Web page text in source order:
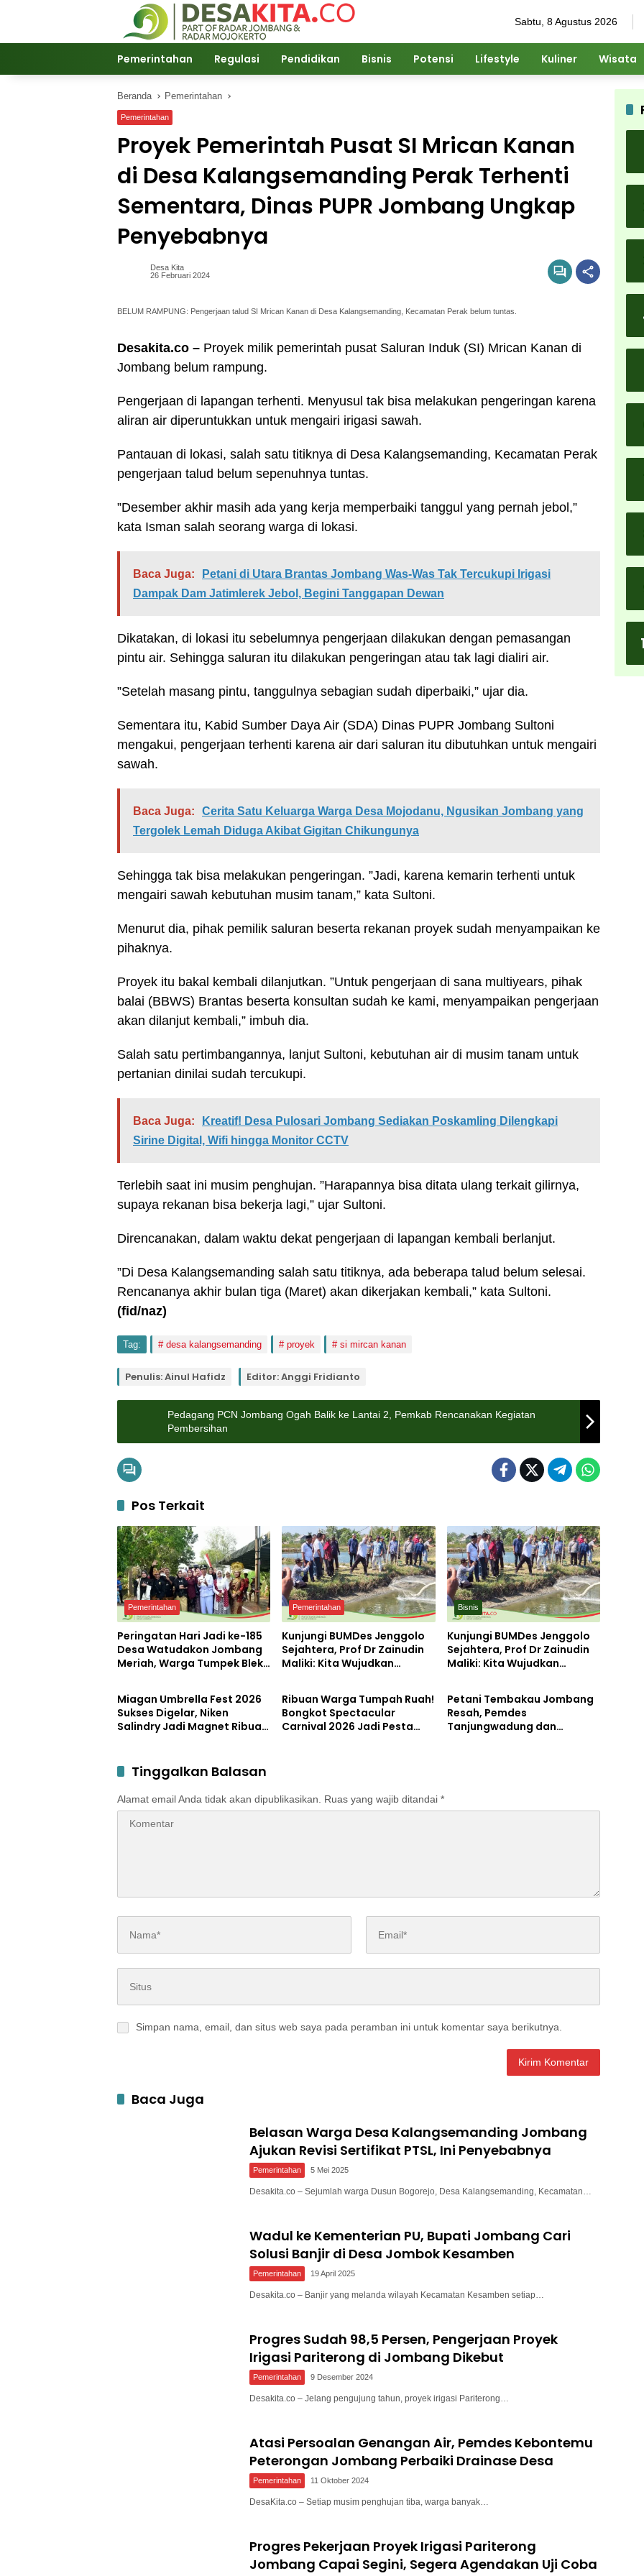
Sabtu, 8 Agustus 2026
Pemerintahan Regulasi Pendidikan Bisnis Potensi Lifestyle Kuliner Wisata
Beranda Pemerintahan
Pemerintahan
Proyek Pemerintah Pusat SI Mrican Kanan
di Desa Kalangsemanding Perak Terhenti
Sementara, Dinas PUPR Jombang Ungkap
Penyebabnya
Desa Kita
26 Februari 2024
BELUM RAMPUNG: Pengerjaan talud SI Mrican Kanan di Desa Kalangsemanding, Kecamatan Perak belum tuntas.
Desakita.co – Proyek milik pemerintah pusat Saluran Induk (SI) Mrican Kanan di
Jombang belum rampung.
Pengerjaan di lapangan terhenti. Menyusul tak bisa melakukan pengeringan karena
aliran air diperuntukkan untuk mengairi irigasi sawah.
Pantauan di lokasi, salah satu titiknya di Desa Kalangsemanding, Kecamatan Perak
pengerjaan talud belum sepenuhnya tuntas.
”Desember akhir masih ada yang kerja memperbaiki tanggul yang pernah jebol,”
kata Isman salah seorang warga di lokasi.
Baca Juga:
Petani di Utara Brantas Jombang Was-Was Tak Tercukupi Irigasi
Dampak Dam Jatimlerek Jebol, Begini Tanggapan Dewan
Dikatakan, di lokasi itu sebelumnya pengerjaan dilakukan dengan pemasangan
pintu air. Sehingga saluran itu dilakukan pengeringan atau tak lagi dialiri air.
”Setelah masang pintu, tanggulnya sebagian sudah diperbaiki,” ujar dia.
Sementara itu, Kabid Sumber Daya Air (SDA) Dinas PUPR Jombang Sultoni
mengakui, pengerjaan terhenti karena air dari saluran itu dibutuhkan untuk mengairi
sawah.
Baca Juga:
Cerita Satu Keluarga Warga Desa Mojodanu, Ngusikan Jombang yang
Tergolek Lemah Diduga Akibat Gigitan Chikungunya
Sehingga tak bisa melakukan pengeringan. ”Jadi, karena kemarin terhenti untuk
mengairi sawah kebutuhan musim tanam,” kata Sultoni.
Menurut dia, pihak pemilik saluran beserta rekanan proyek sudah menyampaikan ke
pihaknya.
Proyek itu bakal kembali dilanjutkan. ”Untuk pengerjaan di sana multiyears, pihak
balai (BBWS) Brantas beserta konsultan sudah ke kami, menyampaikan pengerjaan
akan dilanjut kembali,” imbuh dia.
Salah satu pertimbangannya, lanjut Sultoni, kebutuhan air di musim tanam untuk
pertanian dinilai sudah tercukupi.
Baca Juga:
Kreatif! Desa Pulosari Jombang Sediakan Poskamling Dilengkapi
Sirine Digital, Wifi hingga Monitor CCTV
Terlebih saat ini musim penghujan. ”Harapannya bisa ditata ulang terkait gilirnya,
supaya rekanan bisa bekerja lagi,” ujar Sultoni.
Direncanakan, dalam waktu dekat pengerjaan di lapangan kembali berlanjut.
”Di Desa Kalangsemanding salah satu titiknya, ada beberapa talud belum selesai.
Rencananya akhir bulan tiga (Maret) akan dikerjakan kembali,” kata Sultoni.
(fid/naz)
Tag: desa kalangsemanding proyek si mircan kanan
Penulis: Ainul Hafidz Editor: Anggi Fridianto
Pedagang PCN Jombang Ogah Balik ke Lantai 2, Pemkab Rencanakan Kegiatan
Pembersihan
Pos Terkait
Pemerintahan
Peringatan Hari Jadi ke-185
Desa Watudakon Jombang
Meriah, Warga Tumpek Blek
Pemerintahan
Kunjungi BUMDes Jenggolo
Sejahtera, Prof Dr Zainudin
Maliki: Kita Wujudkan
dengan Potensi Desa
Bisnis
Kunjungi BUMDes Jenggolo
Sejahtera, Prof Dr Zainudin
Maliki: Kita Wujudkan
dengan Potensi Desa
Pemerintahan
Miagan Umbrella Fest 2026
Sukses Digelar, Niken
Salindry Jadi Magnet Ribuan
Ribuan Warga Tumpah Ruah!
Bongkot Spectacular
Carnival 2026 Jadi Pesta
Petani Tembakau Jombang
Resah, Pemdes
Tanjungwadung dan
Tinggalkan Balasan
Alamat email Anda tidak akan dipublikasikan. Ruas yang wajib ditandai *
Simpan nama, email, dan situs web saya pada peramban ini untuk komentar saya berikutnya.
Baca Juga
Belasan Warga Desa Kalangsemanding Jombang
Ajukan Revisi Sertifikat PTSL, Ini Penyebabnya
Pemerintahan 5 Mei 2025
Desakita.co – Sejumlah warga Dusun Bogorejo, Desa Kalangsemanding, Kecamatan…
Wadul ke Kementerian PU, Bupati Jombang Cari
Solusi Banjir di Desa Jombok Kesamben
Pemerintahan 19 April 2025
Desakita.co – Banjir yang melanda wilayah Kecamatan Kesamben setiap…
Progres Sudah 98,5 Persen, Pengerjaan Proyek
Irigasi Pariterong di Jombang Dikebut
Pemerintahan 9 Desember 2024
Desakita.co – Jelang pengujung tahun, proyek irigasi Pariterong…
Atasi Persoalan Genangan Air, Pemdes Kebontemu
Peterongan Jombang Perbaiki Drainase Desa
Pemerintahan 11 Oktober 2024
DesaKita.co – Setiap musim penghujan tiba, warga banyak…
Progres Pekerjaan Proyek Irigasi Pariterong
Jombang Capai Segini, Segera Agendakan Uji Coba